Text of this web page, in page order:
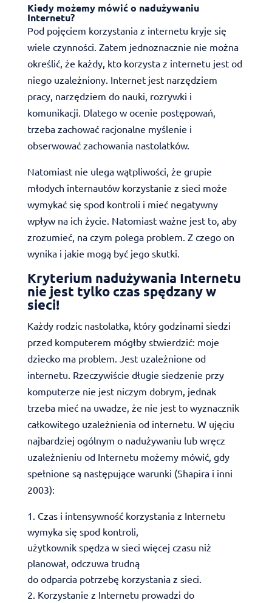
Kiedy możemy mówić o nadużywaniu
Internetu?
Pod pojęciem korzystania z internetu kryje się
wiele czynności. Zatem jednoznacznie nie można
określić, że każdy, kto korzysta z internetu jest od
niego uzależniony. Internet jest narzędziem
pracy, narzędziem do nauki, rozrywki i
komunikacji. Dlatego w ocenie postępowań,
trzeba zachować racjonalne myślenie i
obserwować zachowania nastolatków.
Natomiast nie ulega wątpliwości, że grupie
młodych internautów korzystanie z sieci może
wymykać się spod kontroli i mieć negatywny
wpływ na ich życie. Natomiast ważne jest to, aby
zrozumieć, na czym polega problem. Z czego on
wynika i jakie mogą być jego skutki.
Kryterium nadużywania Internetu
nie jest tylko czas spędzany w
sieci!
Każdy rodzic nastolatka, który godzinami siedzi
przed komputerem mógłby stwierdzić: moje
dziecko ma problem. Jest uzależnione od
internetu. Rzeczywiście długie siedzenie przy
komputerze nie jest niczym dobrym, jednak
trzeba mieć na uwadze, że nie jest to wyznacznik
całkowitego uzależnienia od internetu. W ujęciu
najbardziej ogólnym o nadużywaniu lub wręcz
uzależnieniu od Internetu możemy mówić, gdy
spełnione są następujące warunki (Shapira i inni
2003):
Czas i intensywność korzystania z Internetu
wymyka się spod kontroli,
użytkownik spędza w sieci więcej czasu niż
planował, odczuwa trudną
do odparcia potrzebę korzystania z sieci.
Korzystanie z Internetu prowadzi do